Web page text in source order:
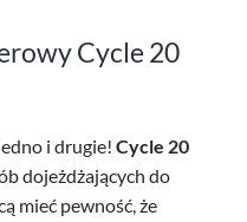
Cycle 20
i drugie! Cycle 20
dojeżdżających do
mieć pewność, że